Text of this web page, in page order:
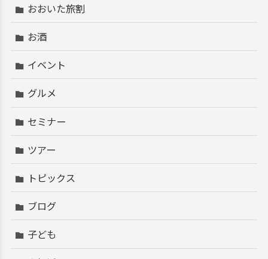
おおいた旅割
お酒
イベント
グルメ
セミナー
ツアー
トピックス
ブログ
子ども